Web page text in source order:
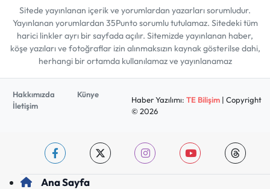
Sitede yayınlanan içerik ve yorumlardan yazarları sorumludur.
Yayınlanan yorumlardan 35Punto sorumlu tutulamaz. Sitedeki tüm
harici linkler ayrı bir sayfada açılır. Sitemizde yayınlanan haber,
köşe yazıları ve fotoğraflar izin alınmaksızın kaynak gösterilse dahi,
herhangi bir ortamda kullanılamaz ve yayınlanamaz
Hakkımızda
Künye
İletişim
Haber Yazılımı: TE Bilişim| Copyright
© 2026
Ana Sayfa